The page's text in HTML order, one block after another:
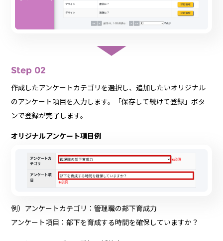
Step 02
作成したアンケートカテゴリを選択し、追加したいオリジナル
のアンケート項目を入力します。「保存して続けて登録」ボタ
ンで登録が完了します。
オリジナルアンケート項目例
例）アンケートカテゴリ：管理職の部下育成力
アンケート項目：部下を育成する時間を確保していますか？